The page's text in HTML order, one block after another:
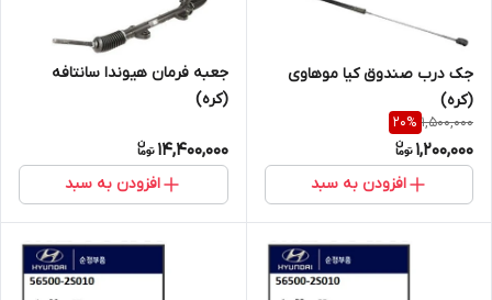
جک درب صندوق کیا موهاوی
(کره)
1,500,000
20%
1,200,000
افزودن به سبد
جعبه فرمان هیوندا سانتافه
(کره)
14,400,000
افزودن به سبد